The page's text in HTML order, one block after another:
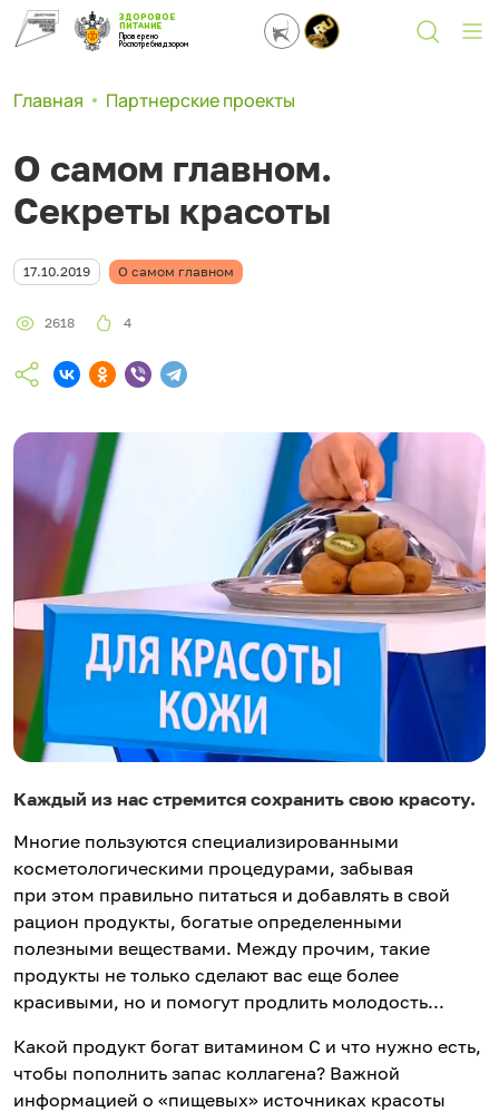
ЗДОРОВОЕ
ПИТАНИЕ
Проверено
Роспотребнадзором
Главная Партнерские проекты
О самом главном.
Секреты красоты
17.10.2019 О самом главном
2618 4
Каждый из нас стремится сохранить свою красоту.
Многие пользуются специализированными
косметологическими процедурами, забывая
при этом правильно питаться и добавлять в свой
рацион продукты, богатые определенными
полезными веществами. Между прочим, такие
продукты не только сделают вас еще более
красивыми, но и помогут продлить молодость...
Какой продукт богат витамином С и что нужно есть,
чтобы пополнить запас коллагена? Важной
информацией о «пищевых» источниках красоты